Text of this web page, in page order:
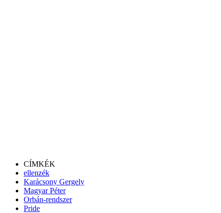
CÍMKÉK
ellenzék
Karácsony Gergely
Magyar Péter
Orbán-rendszer
Pride